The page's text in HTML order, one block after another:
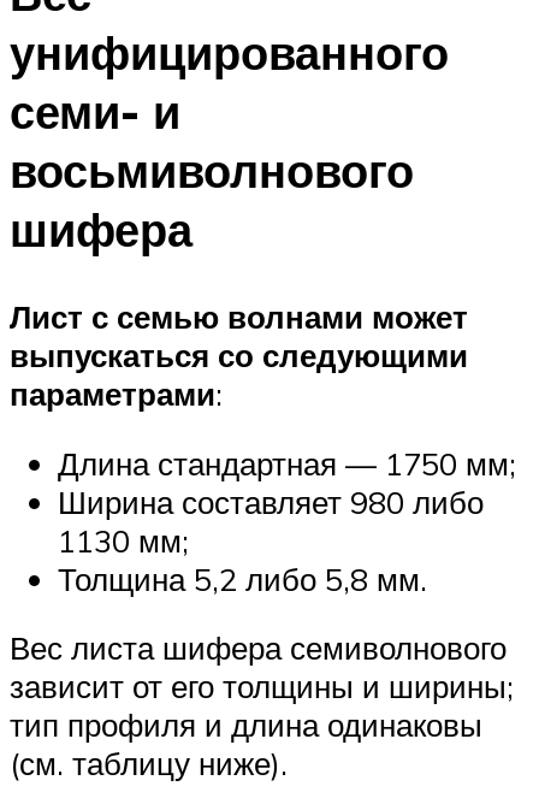
унифицированного
семи- и
восьмиволнового
шифера
Лист с семью волнами может
выпускаться со следующими
параметрами:
Длина стандартная — 1750 мм;
Ширина составляет 980 либо
1130 мм;
Толщина 5,2 либо 5,8 мм.
Вес листа шифера семиволнового
зависит от его толщины и ширины;
тип профиля и длина одинаковы
(см. таблицу ниже).